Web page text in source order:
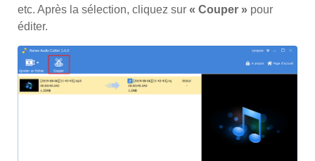
etc. Après la sélection, cliquez sur « Couper » pour
éditer.